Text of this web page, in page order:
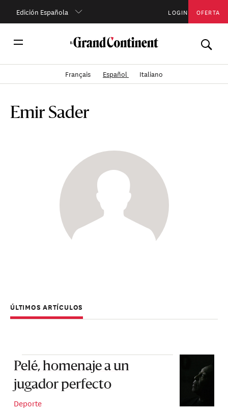
Edición Española LOGIN OFERTA
Français Español Italiano
Emir Sader
ÚLTIMOS ARTÍCULOS
Pelé, homenaje a un
jugador perfecto
Deporte